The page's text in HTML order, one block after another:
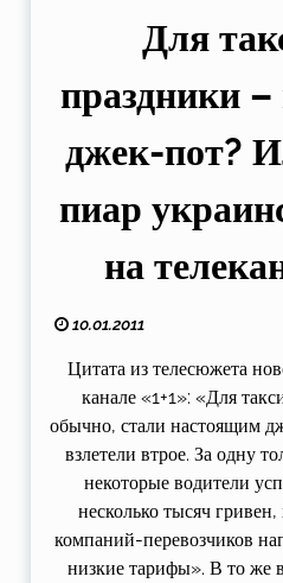
Для
праздники
джек-пот?
пиар
на
10.01.2011
Цитата из телесюжета
канале «1+1»: «Для
обычно, стали настоящим
взлетели втрое. За одну
некоторые водители
несколько тысяч
компаний-перевозчиков
низкие тарифы». В то же